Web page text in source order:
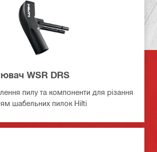
WSR DRS
пилу та компоненти для різання
шабельних пилок Hilti